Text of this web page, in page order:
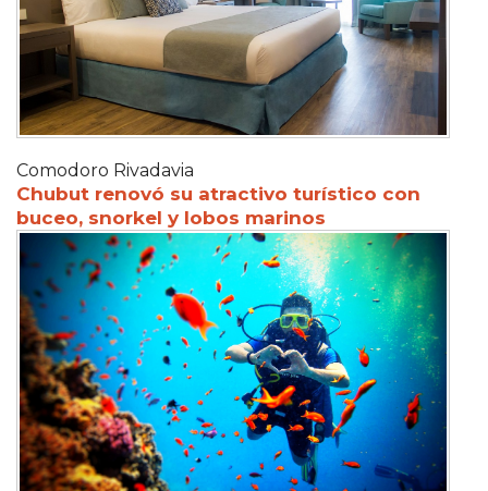
Comodoro Rivadavia
Chubut renovó su atractivo turístico con
buceo, snorkel y lobos marinos